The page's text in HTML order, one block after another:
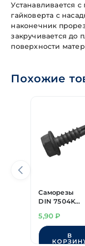
Устанавливается
гайковерта с
наконечник
закручивается до
поверхности
Похожие
Саморезы
DIN 7504K
4,2х16 мм
"HARPOON"
5,90₽
В